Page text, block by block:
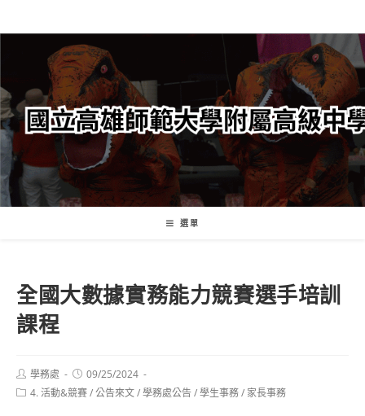
轉
要
內
容
選單
全國大數據實務能力競賽選手培訓
課程
Post
author:
學務處
Post
published:
09/25/2024
Post4. 活動&競賽/公告來文/學務處公告/學生事務/ 家長事務